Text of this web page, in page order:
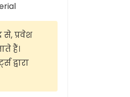
से, प्रवेश
हैं।
द्वारा